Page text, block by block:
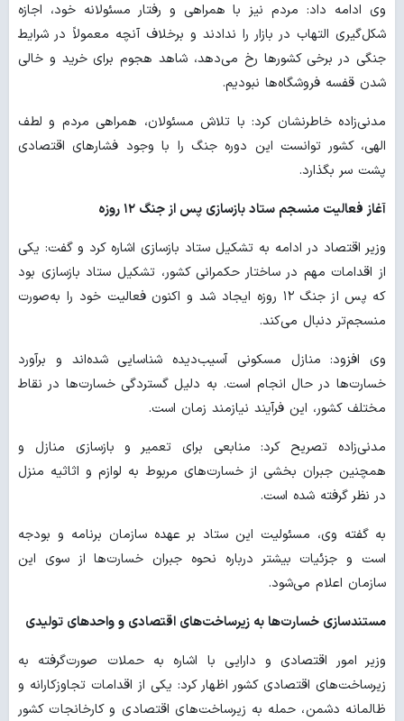
وی ادامه داد: مردم نیز با همراهی و رفتار مسئولانه خود، اجازه
شکل‌گیری التهاب در بازار را ندادند و برخلاف آنچه معمولاً در شرایط
جنگی در برخی کشورها رخ می‌دهد، شاهد هجوم برای خرید و خالی
شدن قفسه فروشگاه‌ها نبودیم.
مدنی‌زاده خاطرنشان کرد: با تلاش مسئولان، همراهی مردم و لطف
الهی، کشور توانست این دوره جنگ را با وجود فشارهای اقتصادی
پشت سر بگذارد.
آغاز فعالیت منسجم ستاد بازسازی پس از جنگ ۱۲ روزه
وزیر اقتصاد در ادامه به تشکیل ستاد بازسازی اشاره کرد و گفت: یکی
از اقدامات مهم در ساختار حکمرانی کشور، تشکیل ستاد بازسازی بود
که پس از جنگ ۱۲ روزه ایجاد شد و اکنون فعالیت خود را به‌صورت
منسجم‌تر دنبال می‌کند.
وی افزود: منازل مسکونی آسیب‌دیده شناسایی شده‌اند و برآورد
خسارت‌ها در حال انجام است. به دلیل گستردگی خسارت‌ها در نقاط
مختلف کشور، این فرآیند نیازمند زمان است.
مدنی‌زاده تصریح کرد: منابعی برای تعمیر و بازسازی منازل و
همچنین جبران بخشی از خسارت‌های مربوط به لوازم و اثاثیه منزل
در نظر گرفته شده است.
به گفته وی، مسئولیت این ستاد بر عهده سازمان برنامه و بودجه
است و جزئیات بیشتر درباره نحوه جبران خسارت‌ها از سوی این
سازمان اعلام می‌شود.
مستندسازی خسارت‌ها به زیرساخت‌های اقتصادی و واحدهای تولیدی
وزیر امور اقتصادی و دارایی با اشاره به حملات صورت‌گرفته به
زیرساخت‌های اقتصادی کشور اظهار کرد: یکی از اقدامات تجاوزکارانه و
ظالمانه دشمن، حمله به زیرساخت‌های اقتصادی و کارخانجات کشور